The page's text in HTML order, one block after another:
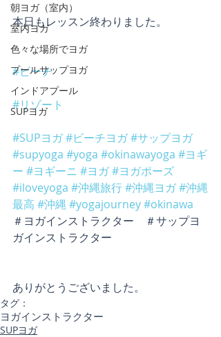
朝ヨガ（室内）
室内ヨガ
色々な場所でヨガ
プールサップヨガ
インドアプール
SUPヨガ
本日もレッスン終わりました。
#ビーチ
#リゾート
#SUPヨガ#ビーチヨガ#サップヨガ
#supyoga #yoga #okinawayoga #ヨギ
ー #ヨギーニ #ヨガ#ヨガポーズ
#iloveyoga #沖縄旅行#沖縄ヨガ#沖縄
最高 #沖縄 #yogajourney#okinawa
＃ヨガインストラクター　＃サップヨ
ガインストラクター
ありがとうございました。
タグ：
ヨガインストラクター
SUPヨガ